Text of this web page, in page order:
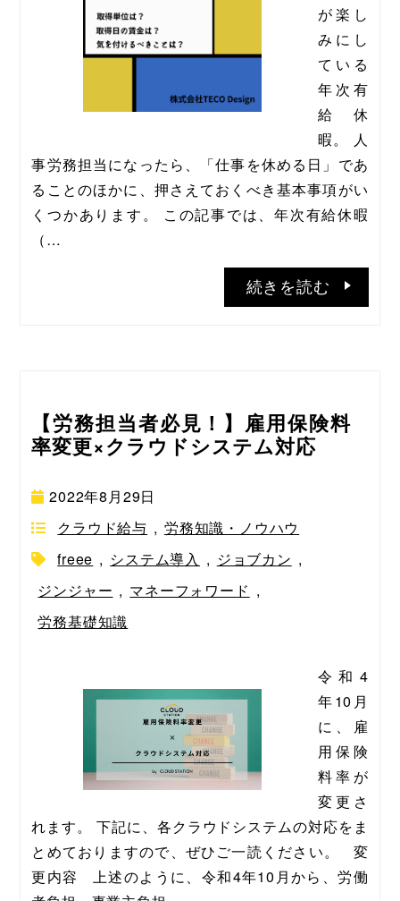
が楽し
みにし
ている
年次有
給休
暇。 人
事労務担当になったら、「仕事を休める日」であ
ることのほかに、押さえておくべき基本事項がい
くつかあります。 この記事では、年次有給休暇
（…
続きを読む
【労務担当者必見！】雇用保険料
率変更×クラウドシステム対応
2022年8月29日
クラウド給与 , 労務知識・ノウハウ
freee , システム導入 , ジョブカン ,
ジンジャー , マネーフォワード ,
労務基礎知識
令和4
年10月
に、雇
用保険
料率が
変更さ
れます。 下記に、各クラウドシステムの対応をま
とめておりますので、ぜひご一読ください。   変
更内容   上述のように、令和4年10月から、労働